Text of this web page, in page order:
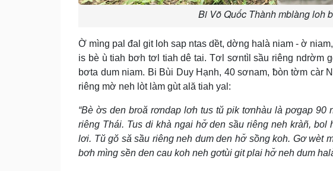
Bi Võ Quốc Thành mblàng loh
Ờ mìng pal đal git loh sap ntas dềt, dờng halà niam - ờ
is bè ù tiah bơh tơl tiah dê tai. Tơl sơntìl sầu riêng ndrờm
bơta dum niam. Bi Bùi Duy Hạnh, 40 sơnam, ƀòn tờm càr
riêng mờ neh lòt làm gùt ală tiah yal:
“Bè ờs den broă rơndap lơh tus tŭ pik tơnhàu là pơgap
riêng Thái. Tus di khà ngai hơ̆ den sầu riêng neh kràñ,
lơi. Tŭ gŏ să sầu riêng neh dum den hơ̆ sồng koh. Gơ wèt
bơh mìng sền den cau koh neh gơtùi git plai hơ̆ neh dum